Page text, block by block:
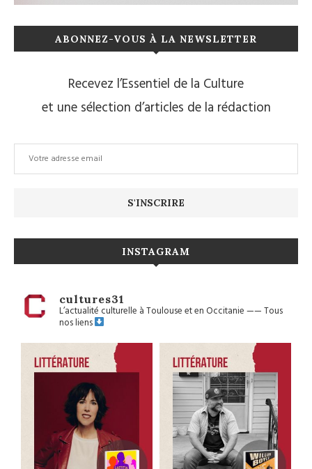
ABONNEZ-VOUS À LA NEWSLETTER
Recevez l’Essentiel de la Culture
et une sélection d’articles de la rédaction
INSTAGRAM
cultures31
L’actualité culturelle à Toulouse et en Occitanie——Tous
nos liens